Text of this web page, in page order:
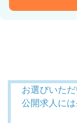
お選びいた
公開求人に